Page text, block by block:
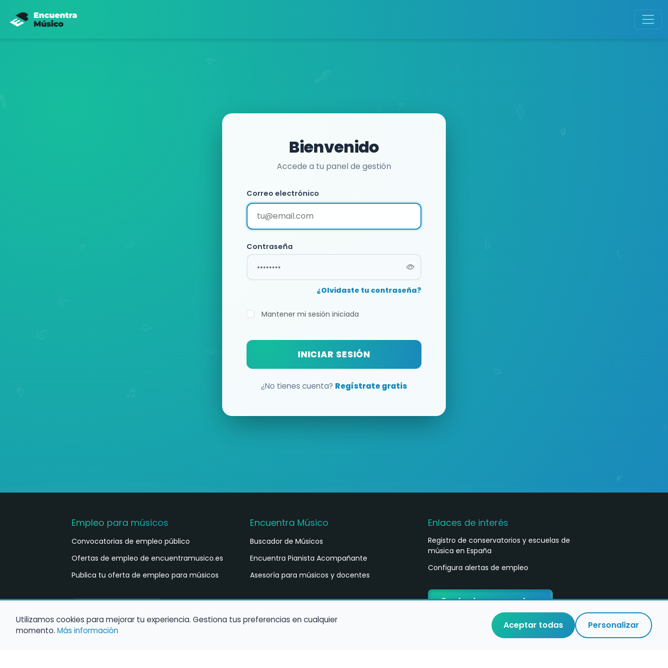
Bienvenido
Accede a tu panel de gestión
Correo electrónico
Contraseña
¿Olvidaste tu contraseña?
Mantener mi sesión iniciada
INICIAR SESIÓN
¿No tienes cuenta? Regístrate gratis
Empleo para músicos
Convocatorias de empleo público
Ofertas de empleo de encuentramusico.es
Publica tu oferta de empleo para músicos
Encuentra Músico
Buscador de Músicos
Encuentra Pianista Acompañante
Asesoría para músicos y docentes
Enlaces de interés
Registro de conservatorios y escuelas de
música en España
Configura alertas de empleo
Contacta con nosotros
Utilizamos cookies para mejorar tu experiencia. Gestiona tus preferencias en cualquier
momento. Más información Aceptar todas Personalizar